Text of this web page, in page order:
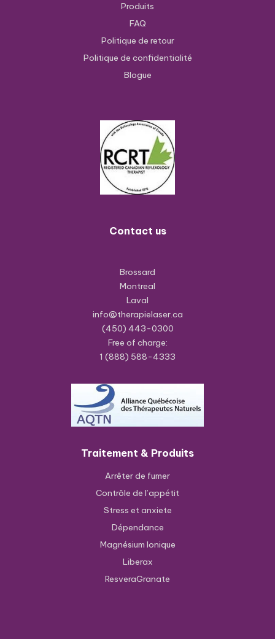
Produits
FAQ
Politique de retour
Politique de confidentialité
Blogue
Contact us
Brossard
Montreal
Laval
info@therapielaser.ca
(450) 443-0300
Free of charge:
1 (888) 588-4333
Traitement & Produits
Arrêter de fumer
Contrôle de l’appétit
Stress et anxiete
Dépendance
Magnésium Ionique
Liberax
ResveraGranate